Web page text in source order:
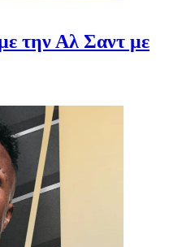
την Αλ Σαντ με